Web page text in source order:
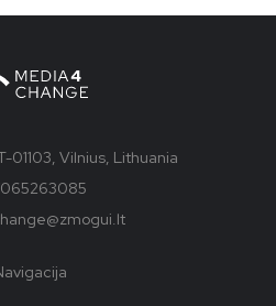
01103, Vilnius, Lithuania